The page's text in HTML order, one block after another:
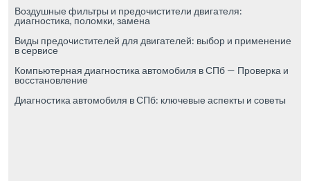
Воздушные фильтры и предочистители двигателя:
диагностика, поломки, замена
Виды предочистителей для двигателей: выбор и применение
в сервисе
Компьютерная диагностика автомобиля в СПб — Проверка и
восстановление
Диагностика автомобиля в СПб: ключевые аспекты и советы